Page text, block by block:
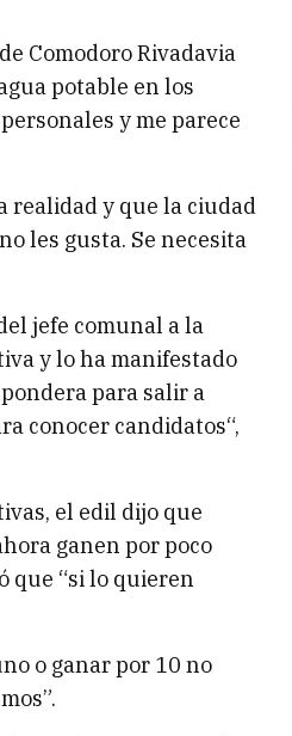
Comodoro Rivadavia
potable en los
y me parece
realidad y que la ciudad
les gusta. Se necesita
jefe comunal a la
y lo ha manifestado
para salir a
conocer candidatos“,
el edil dijo que
ganen por poco
que “si lo quieren
o ganar por 10 no